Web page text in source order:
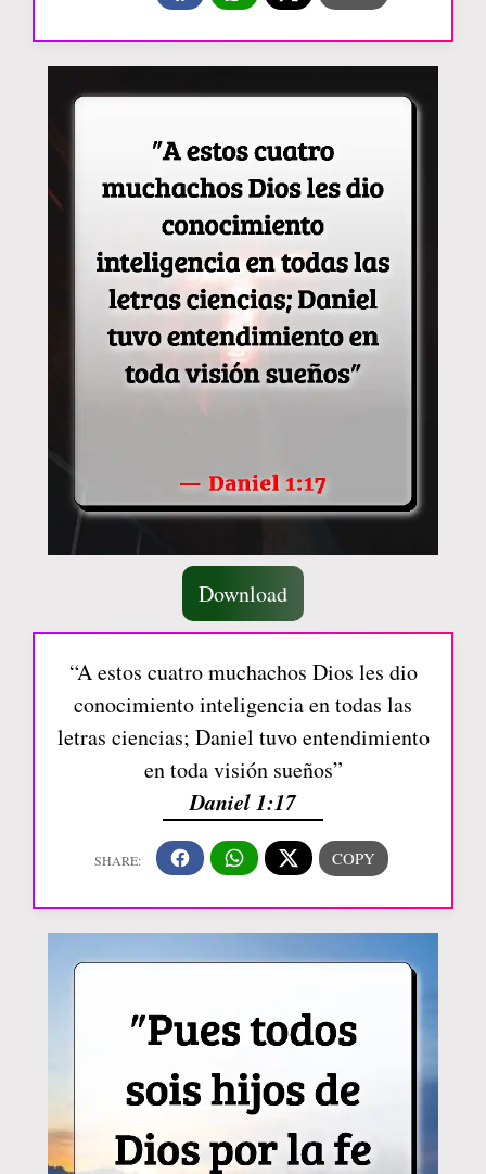
Download
“A estos cuatro muchachos Dios les dio
conocimiento inteligencia en todas las
letras ciencias; Daniel tuvo entendimiento
en toda visión sueños”
Daniel 1:17